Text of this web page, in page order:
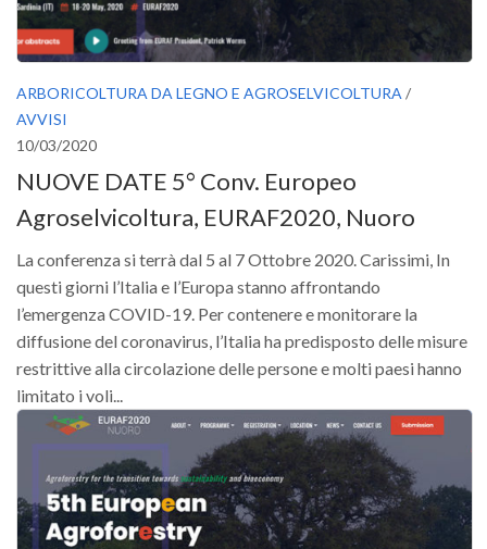
ARBORICOLTURA DA LEGNO E AGROSELVICOLTURA /
AVVISI
10/03/2020
NUOVE DATE 5° Conv. Europeo
Agroselvicoltura, EURAF2020, Nuoro
La conferenza si terrà dal 5 al 7 Ottobre 2020. Carissimi, In
questi giorni l’Italia e l’Europa stanno affrontando
l’emergenza COVID-19. Per contenere e monitorare la
diffusione del coronavirus, l’Italia ha predisposto delle misure
restrittive alla circolazione delle persone e molti paesi hanno
limitato i voli...